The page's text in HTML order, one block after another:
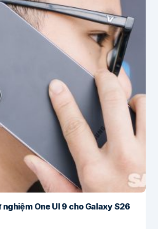
One UI 9 cho Galaxy S26